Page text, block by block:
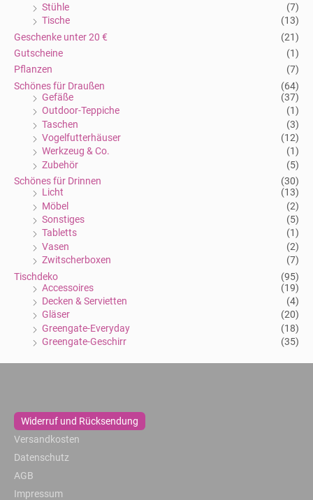
Stühle
(7)
Tische
(13)
Geschenke unter 20 €
(21)
Gutscheine
(1)
Pflanzen
(7)
Schönes für Draußen
(64)
Gefäße
(37)
Outdoor-Teppiche
(1)
Taschen
(3)
Vogelfutterhäuser
(12)
Werkzeug & Co.
(1)
Zubehör
(5)
Schönes für Drinnen
(30)
Licht
(13)
Möbel
(2)
Sonstiges
(5)
Tabletts
(1)
Vasen
(2)
Zwitscherboxen
(7)
Tischdeko
(95)
Accessoires
(19)
Decken & Servietten
(4)
Gläser
(20)
Greengate-Everyday
(18)
Greengate-Geschirr
(35)
Widerruf und Rücksendung
Versandkosten
Datenschutz
AGB
Impressum